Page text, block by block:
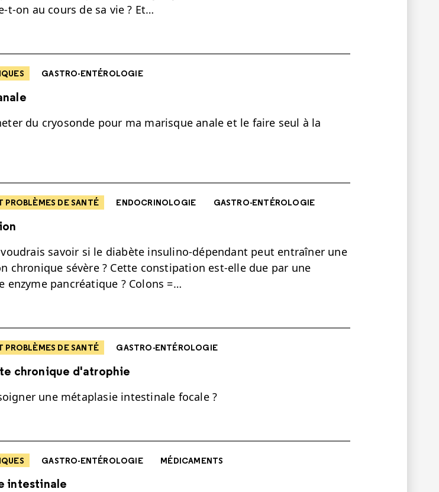
t-on au cours de sa vie ? Et…
GASTRO-ENTÉROLOGIE
du cryosonde pour ma marisque anale et le faire seul à la
PROBLÈMES DE SANTÉ ENDOCRINOLOGIE GASTRO-ENTÉROLOGIE
voudrais savoir si le diabète insulino-dépendant peut entraîner une
chronique sévère ? Cette constipation est-elle due par une
enzyme pancréatique ? Colons =…
PROBLÈMES DE SANTÉ GASTRO-ENTÉROLOGIE
chronique d'atrophie
une métaplasie intestinale focale ?
GASTRO-ENTÉROLOGIE MÉDICAMENTS
intestinale